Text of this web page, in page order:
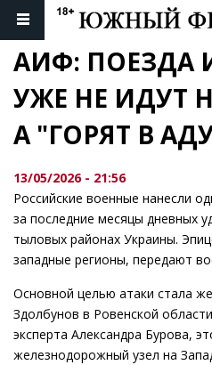
АИФ: ПОЕЗДА
УЖЕ НЕ ИДУТ
А "ГОРЯТ В
13/05/2026 - 21:56
Российские военные нанесли
за последние месяцы дневных
тыловых районах Украины.
западные регионы, передают
Основной целью атаки стала
Здолбунов в Ровенской
эксперта Александра Бурова,
железнодорожный узел на